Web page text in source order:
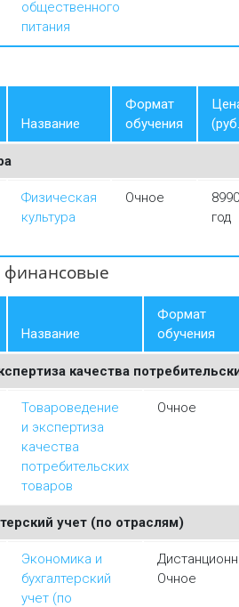
общественного
питания
Название
Формат
обучения
Физическая
культура
Очное
год
финансовые
Название
Формат
обучения
качества
Товароведение
и экспертиза
качества
потребительских
товаров
Очное
учет (по отраслям)
Экономика и
бухгалтерский
учет (по
Очное